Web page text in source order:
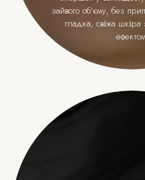
зайвого об’єму, без
гладка, свіжа